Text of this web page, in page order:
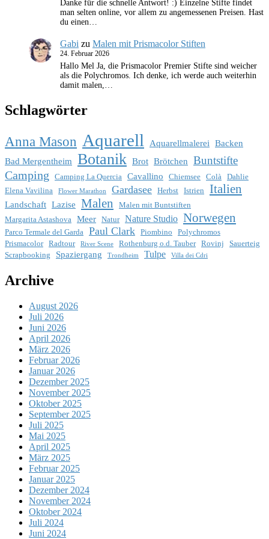
Danke für die schnelle Antwort! :) Einzelne Stifte findet
man selten online, vor allem zu angemessenen Preisen. Hast
du einen…
Gabi zu Malen mit Prismacolor Stiften
24. Februar 2026
Hallo Mel Ja, die Prismacolor Premier Stifte sind weicher
als die Polychromos. Ich denke, ich werde auch weiterhin
damit malen,…
Schlagwörter
Anna Mason Aquarell Aquarellmalerei Backen
Bad Mergentheim Botanik Brot Brötchen Buntstifte
Camping Camping La Quercia Cavallino Chiemsee Colà Dahlie
Elena Vavilina
Flower Marathon Gardasee Herbst Istrien Italien
Landschaft Lazise Malen
Malen mit Buntstiften
Margarita Astashova Meer Natur Nature Studio Norwegen
Parco Termale del Garda Paul Clark Piombino
Polychromos
Prismacolor Radtour River Scene Rothenburg o.d. Tauber Rovinj
Sauerteig
Scrapbooking
Spaziergang Trondheim Tulpe Villa dei Cdri
Archive
August 2026
Juli 2026
Juni 2026
April 2026
März 2026
Februar 2026
Januar 2026
Dezember 2025
November 2025
Oktober 2025
September 2025
Juli 2025
Mai 2025
April 2025
März 2025
Februar 2025
Januar 2025
Dezember 2024
November 2024
Oktober 2024
Juli 2024
Juni 2024